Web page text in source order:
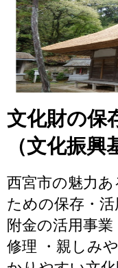
文化財の保
（文化振興
西宮市の魅力
ための保存・
附金の活用事
修理 ・親しみ